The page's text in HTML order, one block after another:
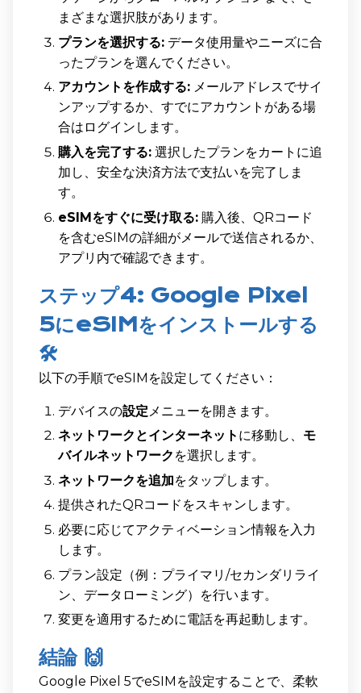
まざまな選択肢があります。
プランを選択する: データ使用量やニーズに合
ったプランを選んでください。
アカウントを作成する: メールアドレスでサイ
ンアップするか、すでにアカウントがある場
合はログインします。
購入を完了する: 選択したプランをカートに追
加し、安全な決済方法で支払いを完了しま
す。
eSIMをすぐに受け取る: 購入後、QRコード
を含むeSIMの詳細がメールで送信されるか、
アプリ内で確認できます。
ステップ4: Google Pixel
5にeSIMをインストールする
🛠️
以下の手順でeSIMを設定してください：
デバイスの設定 メニューを開きます。
ネットワークとインターネット に移動し、 モ
バイルネットワーク を選択します。
ネットワークを追加をタップします。
提供されたQRコードをスキャンします。
必要に応じてアクティベーション情報を入力
します。
プラン設定（例：プライマリ/セカンダリライ
ン、データローミング）を行います。
変更を適用するために電話を再起動します。
結論 🙌
Google Pixel 5でeSIMを設定することで、柔軟